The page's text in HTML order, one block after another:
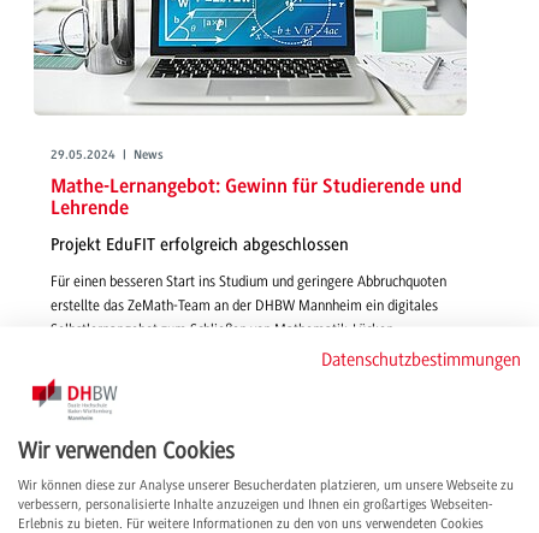
29.05.2024 | News
Mathe-Lernangebot: Gewinn für Studierende und
Lehrende
Projekt EduFIT erfolgreich abgeschlossen
Für einen besseren Start ins Studium und geringere Abbruchquoten
erstellte das ZeMath-Team an der DHBW Mannheim ein digitales
Selbstlernangebot zum Schließen von Mathematik-Lücken.
Datenschutzbestimmungen
Wir verwenden Cookies
Wir können diese zur Analyse unserer Besucherdaten platzieren, um unsere Webseite zu
verbessern, personalisierte Inhalte anzuzeigen und Ihnen ein großartiges Webseiten-
Erlebnis zu bieten. Für weitere Informationen zu den von uns verwendeten Cookies